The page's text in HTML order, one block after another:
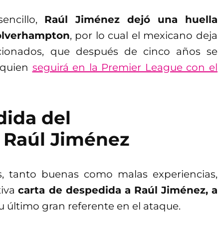
Raúl Jiménez dejó una huella
, por lo cual el mexicano deja
que después de cinco años se
seguirá en la Premier League con el
del
Jiménez
buenas como malas experiencias,
carta de despedida a Raúl Jiménez, a
último gran referente en el ataque.